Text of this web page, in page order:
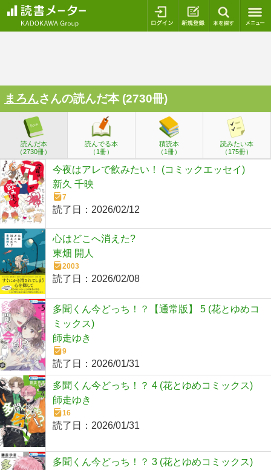
ログイン 新規登録
まろんさんの読んだ本 (2730冊)
読んだ本
（2730冊）
読んでる本
（1冊）
積読本
（1冊）
読みたい本
（175冊）
今夜はアレで飲みたい！ (コミックエッセイ)
新久 千映
7
読了日： 2026/02/12
心はどこへ消えた?
東畑 開人
2003
読了日： 2026/02/08
多聞くん今どっち！？【通常版】 5 (花とゆめコ
ミックス)
師走ゆき
9
読了日： 2026/01/31
多聞くん今どっち！？ 4 (花とゆめコミックス)
師走ゆき
16
読了日： 2026/01/31
多聞くん今どっち！？ 3 (花とゆめコミックス)